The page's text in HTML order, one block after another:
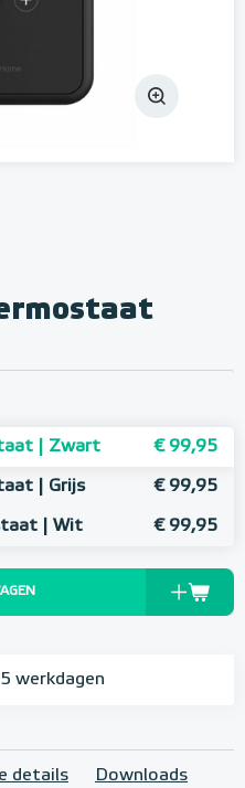
| Zwart € 99,95
| Grijs € 99,95
| Wit € 99,95
werkdagen
details Downloads